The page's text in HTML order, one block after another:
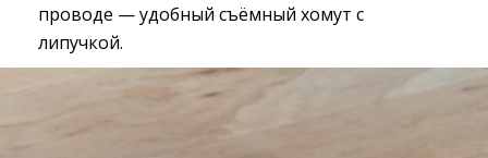
проводе — удобный съёмный хомут с
липучкой.